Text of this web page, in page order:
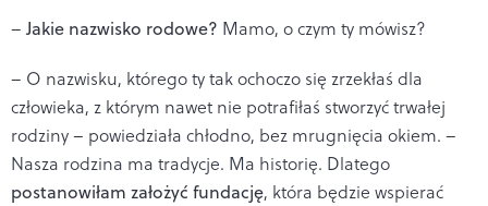
– Jakie nazwisko rodowe? Mamo, o czym ty mówisz?
– O nazwisku, którego ty tak ochoczo się zrzekłaś dla
człowieka, z którym nawet nie potrafiłaś stworzyć trwałej
rodziny – powiedziała chłodno, bez mrugnięcia okiem. –
Nasza rodzina ma tradycje. Ma historię. Dlatego
postanowiłam założyć fundację, która będzie wspierać